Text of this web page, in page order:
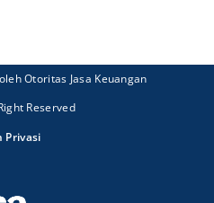
Otoritas Jasa Keuangan
Reserved
Privasi